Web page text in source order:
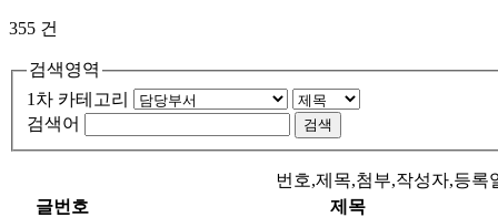
355 건
검색영역
1차 카테고리
검색어
번호,제목,첨부,작성자,등록
글번호
제목